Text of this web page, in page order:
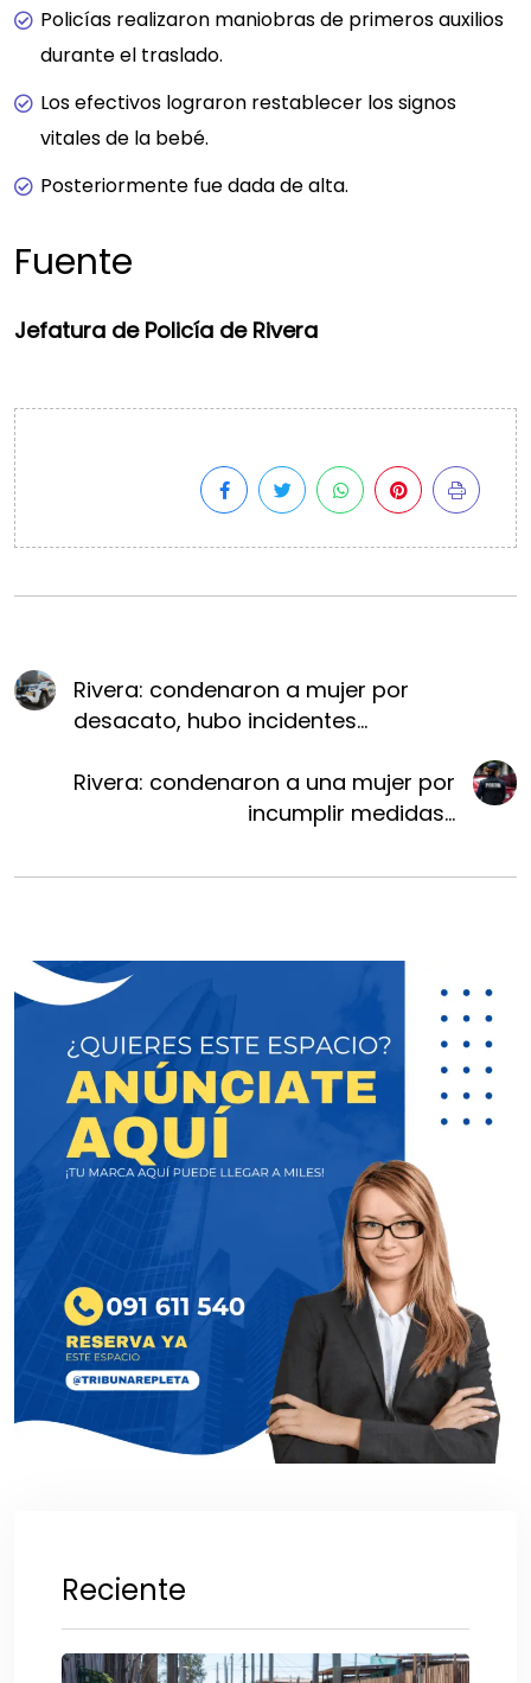
Policías realizaron maniobras de primeros auxilios
durante el traslado.
Los efectivos lograron restablecer los signos
vitales de la bebé.
Posteriormente fue dada de alta.
Fuente
Jefatura de Policía de Rivera
Rivera: condenaron a mujer por
desacato, hubo incidentes...
Rivera: condenaron a una mujer por
incumplir medidas...
Reciente